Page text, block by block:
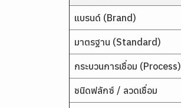
แบรนด์ (Brand)
มาตรฐาน (Standard)
กระบวนการเชื่อม (Process)
ชนิดฟลักซ์ / ลวดเชื่อม